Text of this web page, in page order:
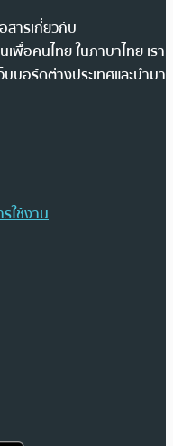
สารเกี่ยวกับ
พื่อคนไทย ในภาษาไทย เรา
บอร์ดต่างประเทศและนำมา
ใช้งาน